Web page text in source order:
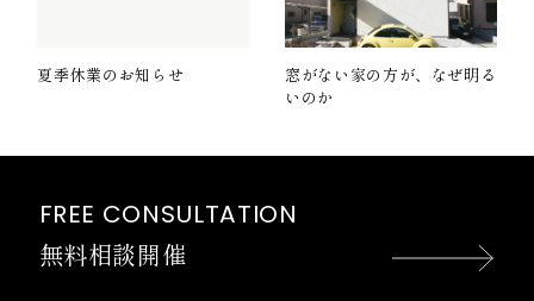
夏季休業のお知らせ
窓がない家の方が、なぜ明る
いのか
FREE CONSULTATION
無料相談開催